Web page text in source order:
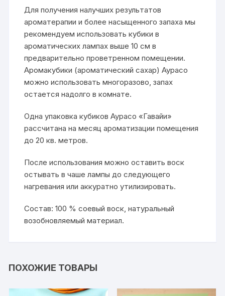
Для получения налучших результатов
ароматерапии и более насыщенного запаха мы
рекомендуем использовать кубики в
ароматических лампах выше 10 см в
предварительно проветренном помещении.
Аромакубики (ароматический сахар) Аурасо
можно использовать многоразово, запах
остается надолго в комнате.
Одна упаковка кубиков Аурасо «Гавайи»
рассчитана на месяц ароматизации помещения
до 20 кв. метров.
После использования можно оставить воск
остывать в чаше лампы до следующего
нагревания или аккуратно утилизировать.
Состав: 100 % соевый воск, натуральный
возобновляемый материал.
ПОХОЖИЕ ТОВАРЫ